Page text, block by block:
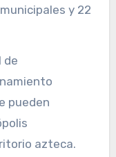
y 22
de
pueden
azteca.